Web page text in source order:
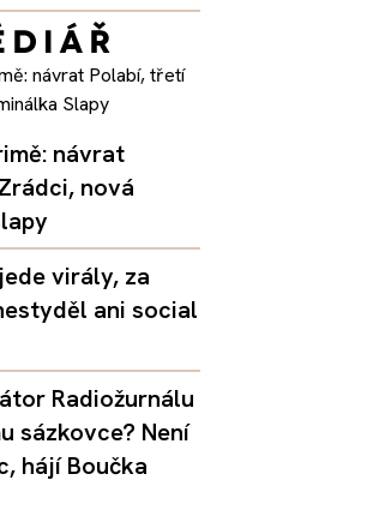
návrat
nová
virály, za
ani social
Radiožurnálu
sázkovce? Není
hájí Boučka